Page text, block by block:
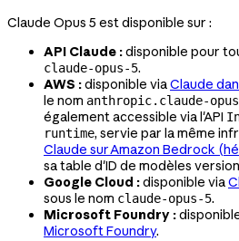
Claude Opus 5 est disponible sur :
API Claude :disponible pour
claude-opus-5.
AWS :disponible viaClaude
le nom anthropic.claude-
également accessible via l'API
runtime, servie par la même
Claude sur Amazon Bedrock
sa table d'ID de modèles
Google Cloud :disponible via
sous le nom claude-opus-5.
Microsoft Foundry :
Microsoft Foundry.